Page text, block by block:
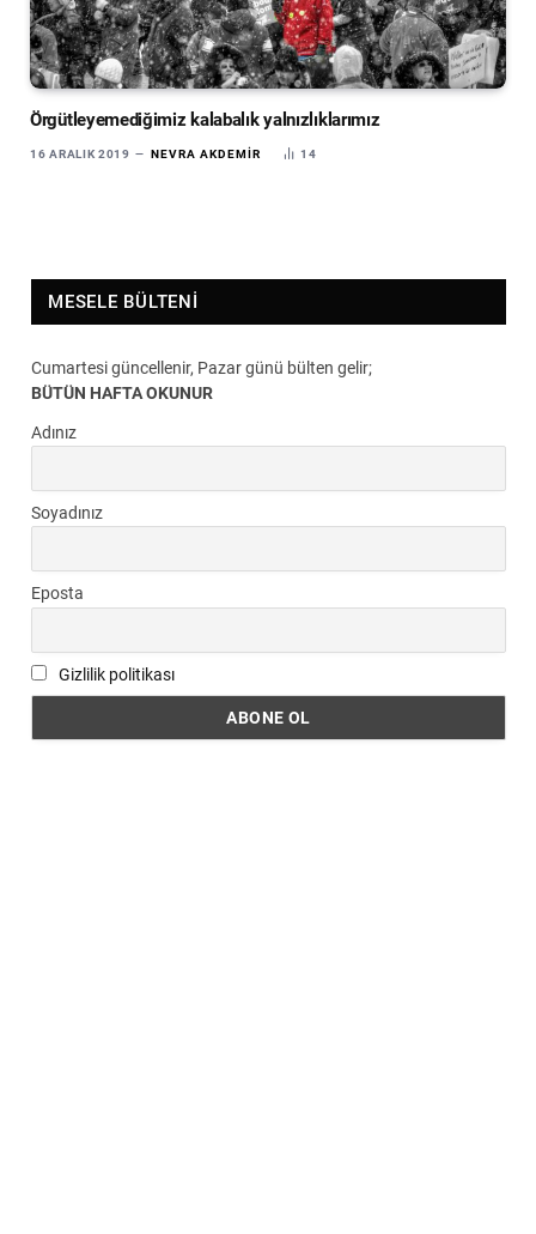
Örgütleyemediğimiz kalabalık yalnızlıklarımız
16 ARALIK 2019 NEVRA AKDEMIR 14
MESELE BÜLTENI
Cumartesi güncellenir, Pazar günü bülten gelir;
BÜTÜN HAFTA OKUNUR
Adınız
Soyadınız
Eposta
Gizlilik politikası